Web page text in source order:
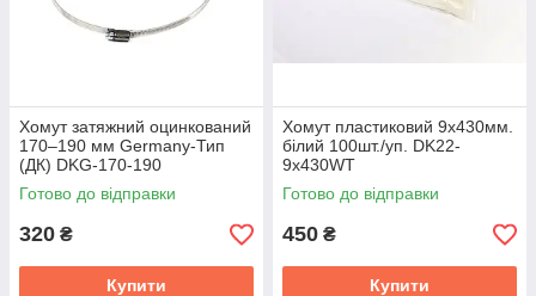
Хомут затяжний оцинкований
170–190 мм Germany-Тип
(ДК) DKG-170-190
Готово до відправки
320 ₴
Купити
Хомут пластиковий 9х430мм.
білий 100шт./уп. DK22-
9х430WT
Готово до відправки
450 ₴
Купити